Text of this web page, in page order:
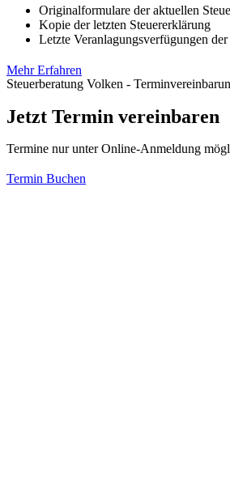
Originalformulare der aktuellen
Kopie der letzten Steuererklärung
Letzte Veranlagungsverfügungen
Mehr Erfahren
Steuerberatung Volken -
Jetzt Termin vereinbaren
Termine nur unter Online-Anmeldung
Termin Buchen